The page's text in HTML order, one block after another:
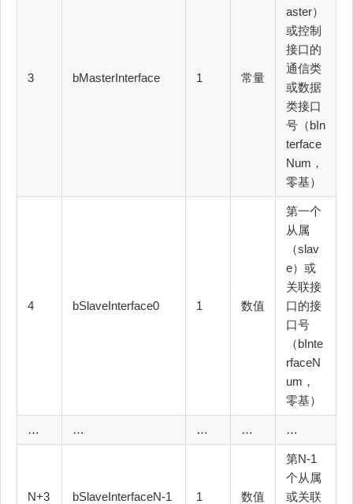
3 bMasterInterface 1 常量
aster）
或控制
接口的
通信类
或数据
类接口
号（bIn
terface
Num，
零基）
4 bSlaveInterface0 1 数值
第一个
从属
（slav
e）或
关联接
口的接
口号
（bInte
rfaceN
um，
零基）
… … … … …
N+3 bSlaveInterfaceN-1 1 数值
第N-1
个从属
或关联